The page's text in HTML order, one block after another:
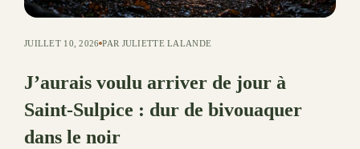
JUILLET 10, 2026 PAR JULIETTE LALANDE
J’aurais voulu arriver de jour à
Saint-Sulpice : dur de bivouaquer
dans le noir